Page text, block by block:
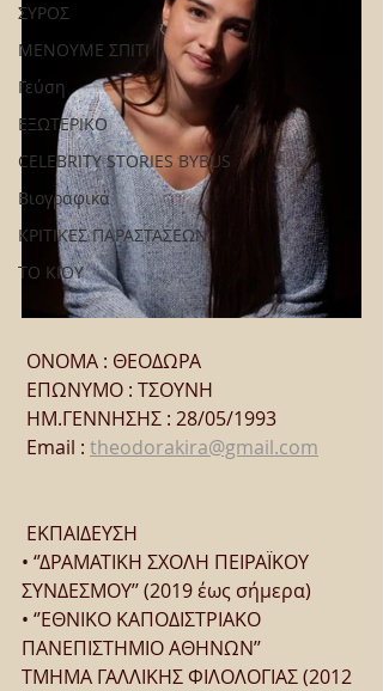
ΣΥΡΟΣ
ΜΕΝΟΥΜΕ ΣΠΙΤΙ
Γεύση
ΕΞΩΤΕΡΙΚΟ
CELEBRITY STORIES BYBUS
Βιογραφικά
ΚΡΙΤΙΚΕΣ ΠΑΡΑΣΤΑΣΕΩΝ
ΤΟ ΚΙΟΥ
ΟΝΟΜΑ : ΘΕΟΔΩΡΑ
ΕΠΩΝΥΜΟ : ΤΣΟΥΝΗ
ΗΜ.ΓΕΝΝΗΣΗΣ : 28/05/1993
Email : theodorakira@gmail.com
ΕΚΠΑΙΔΕΥΣΗ
• ‘’ΔΡΑΜΑΤΙΚΗ ΣΧΟΛΗ ΠΕΙΡΑΪΚΟΥ
ΣΥΝΔΕΣΜΟΥ’’ (2019 έως σήμερα)
• ‘’ΕΘΝΙΚΟ ΚΑΠΟΔΙΣΤΡΙΑΚΟ
ΠΑΝΕΠΙΣΤΗΜΙΟ ΑΘΗΝΩΝ’’
ΤΜΗΜΑ ΓΑΛΛΙΚΗΣ ΦΙΛΟΛΟΓΙΑΣ (2012